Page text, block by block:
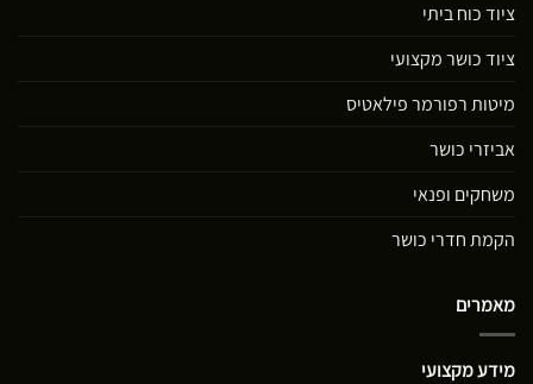
ציוד כוח ביתי
ציוד כושר מקצועי
מיטות רפורמר פילאטיס
אביזרי כושר
משחקים ופנאי
הקמת חדרי כושר
מאמרים
מידע מקצועי